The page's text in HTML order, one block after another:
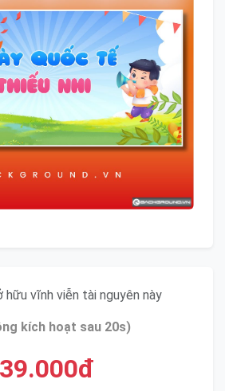
hữu vĩnh viễn tài nguyên này
kích hoạt sau 20s)
39.000đ